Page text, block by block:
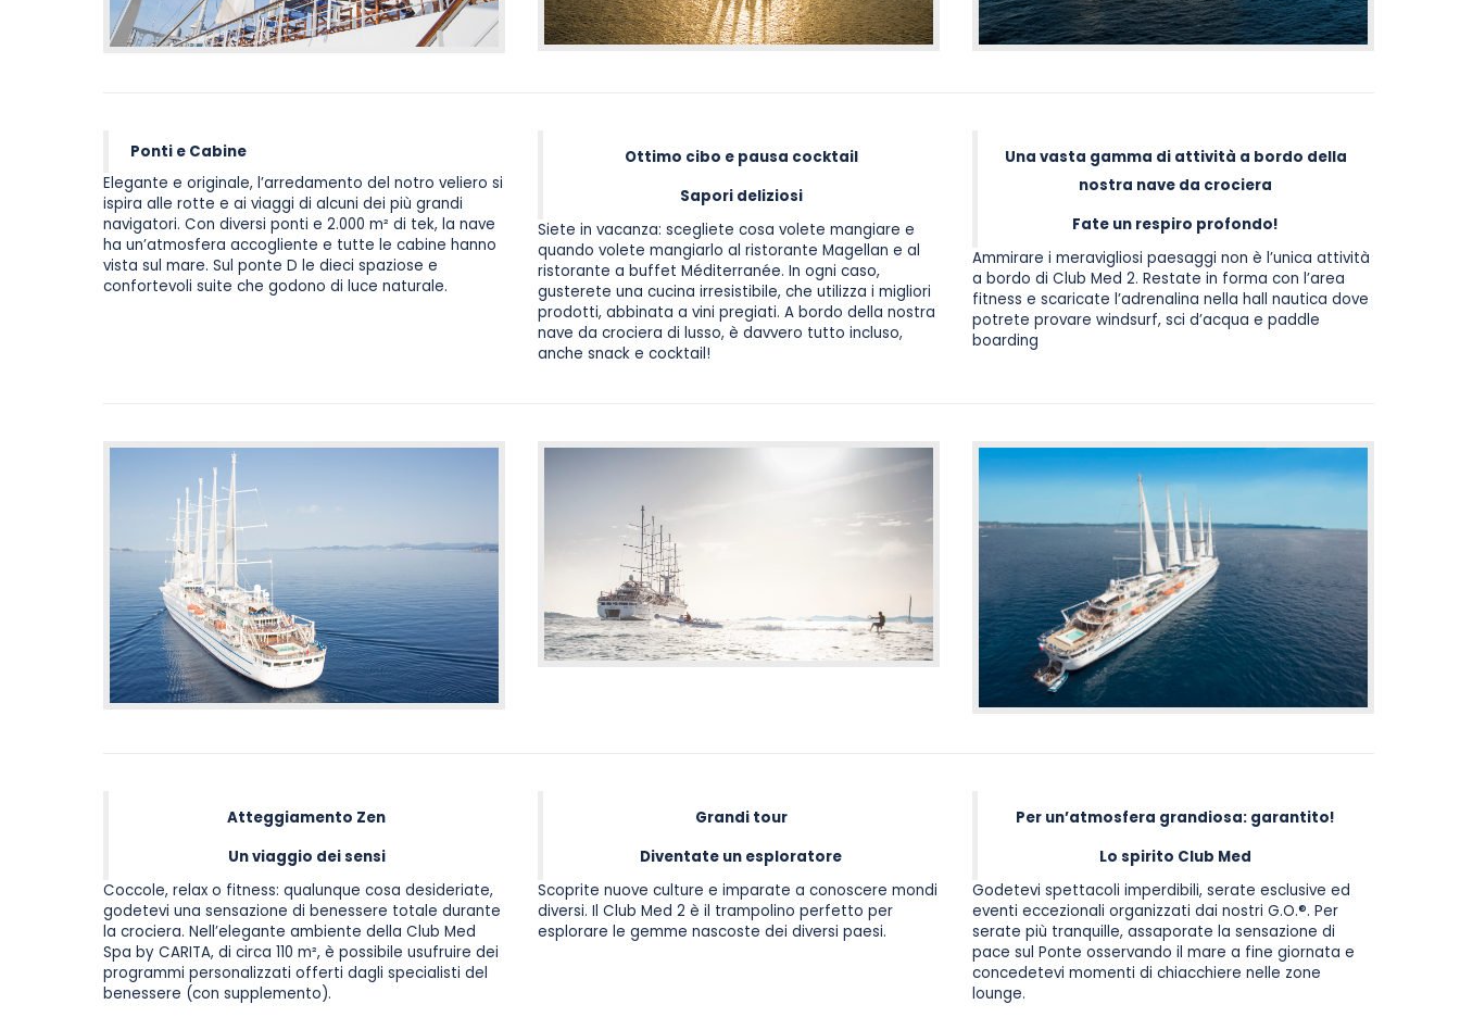
Ponti e Cabine
Elegante e originale, l’arredamento del notro veliero si
ispira alle rotte e ai viaggi di alcuni dei più grandi
navigatori. Con diversi ponti e 2.000 m² di tek, la nave
ha un’atmosfera accogliente e tutte le cabine hanno
vista sul mare. Sul ponte D le dieci spaziose e
confortevoli suite che godono di luce naturale.
Ottimo cibo e pausa cocktail
Sapori deliziosi
Siete in vacanza: scegliete cosa volete mangiare e
quando volete mangiarlo al ristorante Magellan e al
ristorante a buffet Méditerranée. In ogni caso,
gusterete una cucina irresistibile, che utilizza i migliori
prodotti, abbinata a vini pregiati. A bordo della nostra
nave da crociera di lusso, è davvero tutto incluso,
anche snack e cocktail!
Una vasta gamma di attività a bordo della
nostra nave da crociera
Fate un respiro profondo!
Ammirare i meravigliosi paesaggi non è l’unica attività
a bordo di Club Med 2. Restate in forma con l’area
fitness e scaricate l’adrenalina nella hall nautica dove
potrete provare windsurf, sci d’acqua e paddle
boarding
Atteggiamento Zen
Un viaggio dei sensi
Coccole, relax o fitness: qualunque cosa desideriate,
godetevi una sensazione di benessere totale durante
la crociera. Nell’elegante ambiente della Club Med
Spa by CARITA, di circa 110 m², è possibile usufruire dei
programmi personalizzati offerti dagli specialisti del
benessere (con supplemento).
Grandi tour
Diventate un esploratore
Scoprite nuove culture e imparate a conoscere mondi
diversi. Il Club Med 2 è il trampolino perfetto per
esplorare le gemme nascoste dei diversi paesi.
Per un’atmosfera grandiosa: garantito!
Lo spirito Club Med
Godetevi spettacoli imperdibili, serate esclusive ed
eventi eccezionali organizzati dai nostri G.O.®. Per
serate più tranquille, assaporate la sensazione di
pace sul Ponte osservando il mare a fine giornata e
concedetevi momenti di chiacchiere nelle zone
lounge.